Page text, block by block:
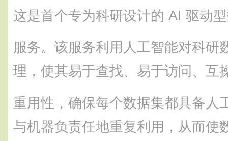
这是首个专为科研设计的 AI 驱动
服务。该服务利用人工智能对科研
理，使其易于查找、易于访问、互
重用性，确保每个数据集都具备人
与机器负责任地重复利用，从而使